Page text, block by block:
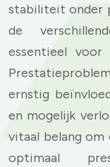
stabiliteit onder
de
essentieel voor
ernstig
en mogelijk
vitaal belang
optimaal